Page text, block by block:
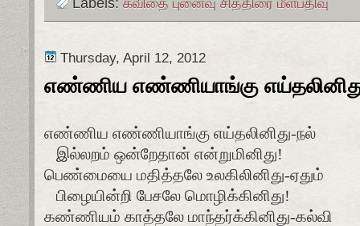
Labels: கவிதை புனைவு சித்திரை மீளபதிவு
Thursday, April 12, 2012
எண்ணிய எண்ணியாங்கு
எண்ணிய எண்ணியாங்கு எய்தலினிது-நல்
இல்லறம் ஒன்றேதான் என்றுமினிது!
பெண்மையை மதித்தலே உலகிலினிது-ஏதும்
பிழையின்றி பேசலே மொழிக்கினிது!
கண்ணியம் காத்தலே மாந்தர்க்கினிது-கல்வி